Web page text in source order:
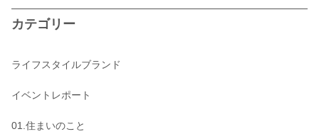
カテゴリー
ライフスタイルブランド
イベントレポート
01.住まいのこと